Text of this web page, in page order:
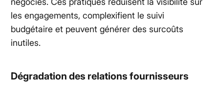
les engagements, complexifient le suivi
budgétaire et peuvent générer des surcoûts
inutiles.
Dégradation des relations fournisseurs